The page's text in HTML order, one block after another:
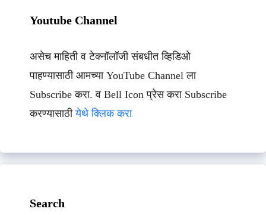
Youtube Channel
असेच माहिती व टेक्नॉलॉजी संबधीत व्हिडिओ
पाहण्यासाठी आमच्या YouTube Channel ला
Subscribe करा. व Bell Icon प्रेस करा Subscribe
करण्यासाठीयेथे क्लिक करा
Search